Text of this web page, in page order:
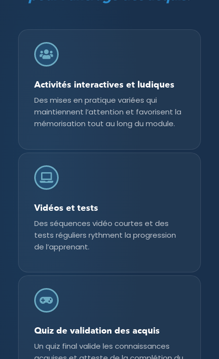
Activités interactives et ludiques
Des mises en pratique variées qui
maintiennent l’attention et favorisent la
mémorisation tout au long du module.
Vidéos et tests
Des séquences vidéo courtes et des
tests réguliers rythment la progression
de l’apprenant.
Quiz de validation des acquis
Un quiz final valide les connaissances